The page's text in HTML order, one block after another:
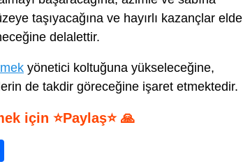
taşıyacağına ve hayırlı kazançlar elde
delalettir.
yönetici koltuğuna yükseleceğine,
de takdir göreceğine işaret etmektedir.
için ⭐Paylaş⭐ 🙏